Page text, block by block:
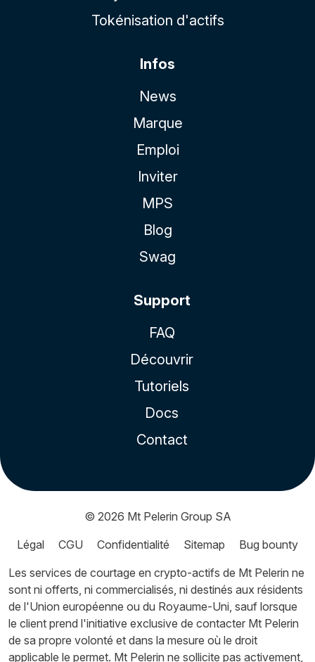
Tokénisation d'actifs
Infos
News
Marque
Emploi
Inviter
MPS
Blog
Swag
Support
FAQ
Découvrir
Tutoriels
Docs
Contact
© 2026 Mt Pelerin Group SA
Légal
CGU Confidentialité Sitemap
Bug bounty
Les services de courtage en crypto-actifs de Mt Pelerin ne
sont ni offerts, ni commercialisés, ni destinés aux résidents
de l'Union européenne ou du Royaume-Uni, sauf lorsque
le client prend l'initiative exclusive de contacter Mt Pelerin
de sa propre volonté et dans la mesure où le droit
applicable le permet. Mt Pelerin ne sollicite pas activement,